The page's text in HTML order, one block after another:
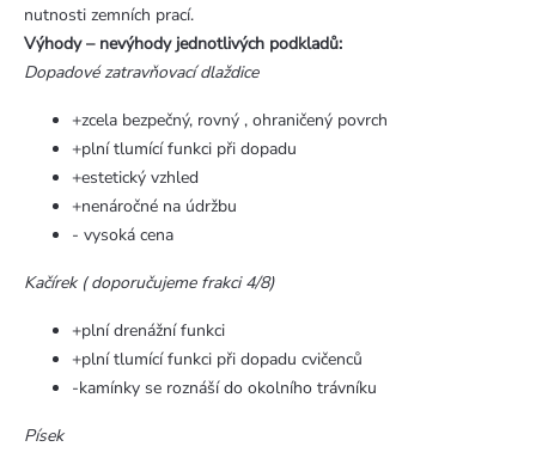
nutnosti zemních prací.
Výhody – nevýhody jednotlivých podkladů:
Dopadové zatravňovací dlaždice
+zcela bezpečný, rovný , ohraničený povrch
+plní tlumící funkci při dopadu
+estetický vzhled
+nenáročné na údržbu
- vysoká cena
Kačírek ( doporučujeme frakci 4/8)
+plní drenážní funkci
+plní tlumící funkci při dopadu cvičenců
-kamínky se roznáší do okolního trávníku
Písek